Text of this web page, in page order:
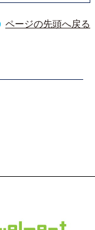
ページの先頭へ戻る